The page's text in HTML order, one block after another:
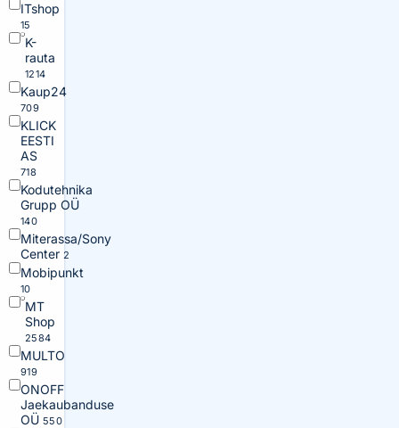
ITshop
15
K-
rauta
1214
Kaup24
709
KLICK
EESTI
AS
718
Kodutehnika
Grupp OÜ
140
Miterassa/Sony
Center 2
Mobipunkt
10
MT
Shop
2584
MULTO
919
ONOFF
Jaekaubanduse
OÜ 550